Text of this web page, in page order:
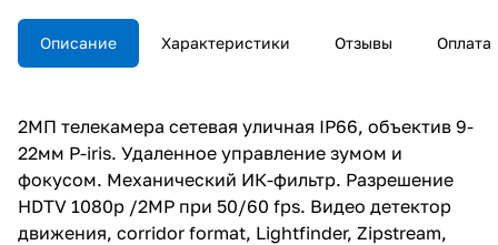
движения, corridor format,
Lightfinder, Zipstream, WDR –
Forensic Capture. I/O порты,
Описание Характеристики Отзывы Оплата
2МП телекамера сетевая уличная IP66, объектив 9-
22мм P-iris. Удаленное управление зумом и
фокусом. Механический ИК-фильтр. Разрешение
HDTV 1080p /2MP при 50/60 fps. Видео детектор
движения, corridor format, Lightfinder, Zipstream,